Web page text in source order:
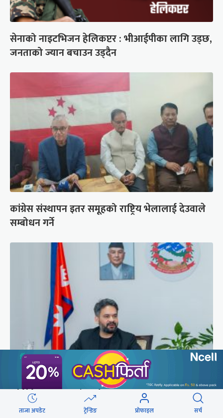
सेनाको नाइटभिजन हेलिकप्टर : भीआईपीका लागि उड्छ,
जनताको ज्यान बचाउन उड्दैन
कांग्रेस संस्थापन इतर समूहको राष्ट्रिय भेलालाई देउवाले
सम्बोधन गर्ने
प्रधानमन्त्री बालेनले ल्याएको विधेयक संसदीय
समितिबाट जस्ताको तस्तै सदर
ताजा अपडेट ट्रेन्डिङ प्रोफाइल सर्च